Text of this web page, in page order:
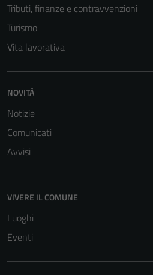
Tributi, finanze e contravvenzioni
Turismo
Vita lavorativa
NOVITÀ
Notizie
Comunicati
Avvisi
VIVERE IL COMUNE
Luoghi
Eventi